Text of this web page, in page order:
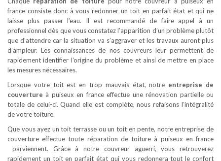
france consiste donc à vous redonner un toit en parfait état et qui ne
laisse plus passer l’eau. Il est recommandé de faire appel à un
professionnel dès que vous constatez l’apparition d’un problème plutôt
que d’attendre car la situation va s’aggraver et les travaux auront plus
d’ampleur. Les connaissances de nos couvreurs leur permettent de
rapidement identifier l’origine du problème et ainsi de mettre en place
les mesures nécessaires.
Lorsque votre toit est en trop mauvais état, notre entreprise de
couverture à puiseux en france effectue une rénovation partielle ou
totale de celui-ci. Quand elle est complète, nous refaisons l’intégralité
de votre toiture.
Que vous ayez un toit terrasse ou un toit en pente, notre entreprise de
couverture effectue toute réparation de toiture à puiseux en france
parviennent. Grâce à notre couvreur aguerri, vous retrouverez
rapidement un toit en parfait état qui vous redonnera tout le confort